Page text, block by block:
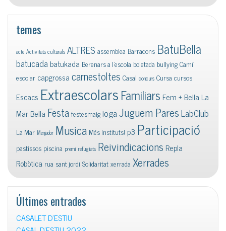
temes
acte Activitats culturals ALTRES assemblea Barracons BatuBella
batucadabatukada Berenars a l'escola boletada bullyingCamí
escolar capgrossacarnestoltes Casal concurs Cursa cursos
Escacs ExtraescolarsFamiliars Fem + Bella La
Mar Bella FestafestesmaigiogaJuguem ParesLabClub
La Mar Menjador Musica Més Instituts! p3 Participació
pastissos piscina premi refugiats Reivindicacions Repla
Robòtica rua sant jordi Solidaritatxerrada Xerrades
Últimes entrades
CASALET D’ESTIU